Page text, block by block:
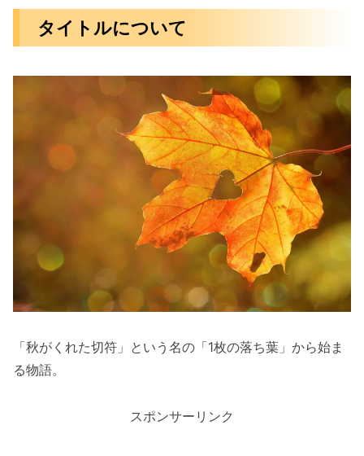
タイトルについて
「秋がくれた切符」という名の「1枚の落ち葉」から始ま
る物語。
スポンサーリンク